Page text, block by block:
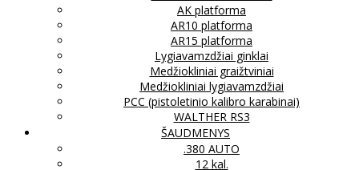
AK platforma
AR10 platforma
AR15 platforma
Lygiavamzdžiai ginklai
Medžiokliniai graižtviniai
Medžiokliniai lygiavamzdžiai
PCC (pistoletinio kalibro karabinai)
WALTHER RS3
ŠAUDMENYS
.380 AUTO
12 kal.